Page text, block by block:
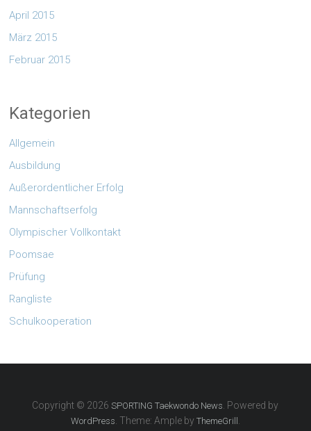
April 2015
März 2015
Februar 2015
Kategorien
Allgemein
Ausbildung
Außerordentlicher Erfolg
Mannschaftserfolg
Olympischer Vollkontakt
Poomsae
Prüfung
Rangliste
Schulkooperation
Copyright © 2026SPORTING Taekwondo News . Powered by
WordPress . Theme: Ample by ThemeGrill